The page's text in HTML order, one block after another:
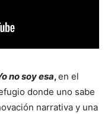
no soy esa,en el
donde uno sabe
narrativa y una